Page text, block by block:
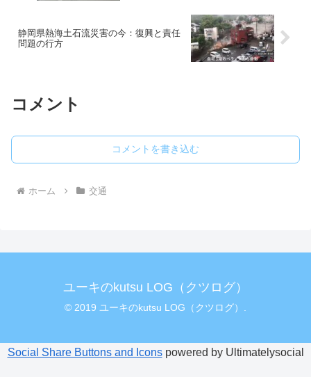
静岡県熱海土石流災害の今：復興と責任
問題の行方
コメント
コメントを書き込む
ホーム 交通
ユーキのkutsu LOG（クツログ）
© 2019 ユーキのkutsu LOG（クツログ）.
Social Share Buttons and Iconspowered by Ultimatelysocial